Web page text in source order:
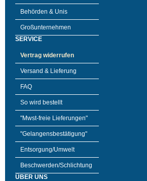
Behörden & Unis
Großunternehmen
SERVICE
Vertrag widerrufen
Versand & Lieferung
FAQ
So wird bestellt
"Mwst-freie Lieferungen"
"Gelangensbestätigung"
Entsorgung/Umwelt
Beschwerden/Schlichtung
ÜBER UNS